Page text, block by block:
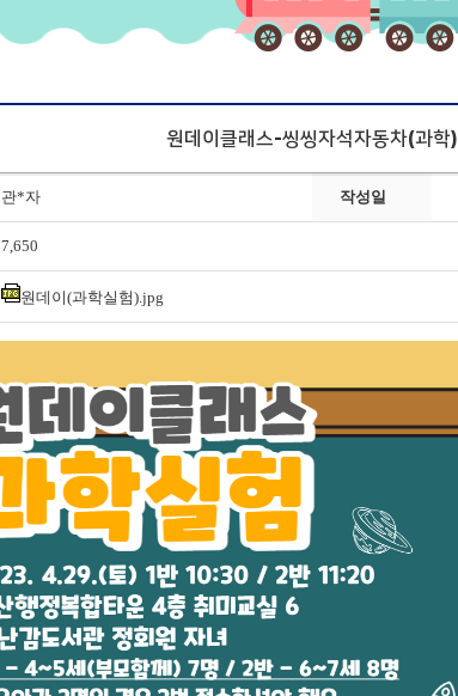
원데이클래스-씽씽자석자동차(과학)
관*자 작성일
7,650
원데이(과학실험).jpg